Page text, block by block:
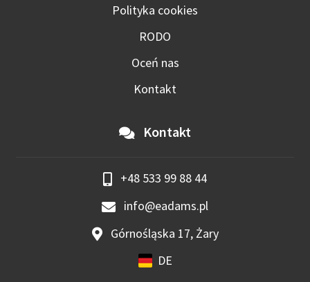
Polityka cookies
RODO
Oceń nas
Kontakt
Kontakt
+48 533 99 88 44
info@eadams.pl
Górnośląska 17, Żary
DE